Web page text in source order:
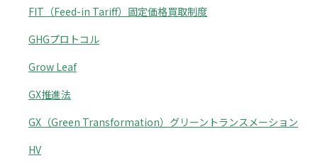
FIT（Feed-in Tariff）固定価格買取制度
GHGプロトコル
Grow Leaf
GX推進法
GX（Green Transformation）グリーントランスメーション
HV